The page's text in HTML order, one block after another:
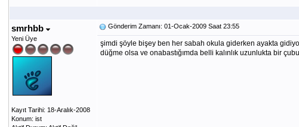
smrhbb
Yeni Üye
Kayıt Tarihi: 18-Aralık-2008
Konum: ist
Gönderim Zamanı: 01-Ocak-2009 Saat 23:55
şimdi şöyle bişey ben her sabah okula giderken ayakta
düğme olsa ve onabastığımda belli kalınlık uzunlukta bir